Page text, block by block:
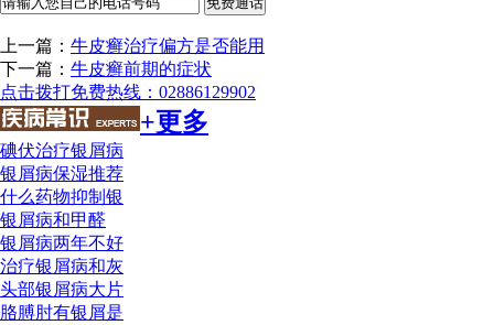
上一篇： 牛皮癣治疗偏方是否能用
下一篇： 牛皮癣前期的症状
点击拨打免费热线：02886129902
+更多
碘伏治疗银屑病
银屑病保湿推荐
什么药物抑制银
银屑病和甲醛
银屑病两年不好
治疗银屑病和灰
头部银屑病大片
胳膊肘有银屑是